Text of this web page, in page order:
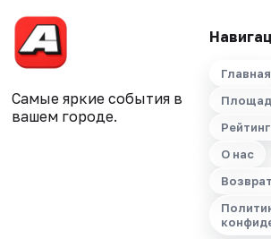
Самые яркие события в
вашем городе.
Главная
О нас